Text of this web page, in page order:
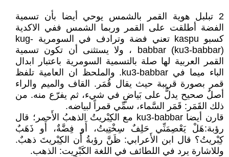
2 تبلبل هوية القمر بالشمس يوحي أيضا بأن تسمية
الفضة أطلقت على القمر وربما الشمس ففي الاكدية
كسبو kaspu تعني فضة وترادف في السومرية kug-
babbar (ku3-babbar) ، ولا يستثنى أن تكون تسمية
القمر العربية لها صلة بالتسمية السومرية باعتبار ابدال
الباء ميما في ku3-babbar. والملحظ ان العامية تلفظ
قمر بصورة قريبة حيث يقال قُمَر. القاف والميم والراء
أصلٌ صحيح يدلُّ على بَياضٍ في شيء، ثم يفرّع منه. من
ذلك القَمَر: قَمَر السَّماء، سمِّي قمراً لبياضه.
قارن أيضا ku3-babbar مع الكِبْريتُ الذهبُ الأَحمر؛ قال
رؤبة:هَلْ يَعْصِمَنِّي حَلِفٌ سِخْتِيتُ، أَو فِضَّةٌ، أَو ذَهَبٌ
كِبْريتُ؟ قال ابن الأَعرابي: ظَنَّ رؤبةُ أَن الكِبْريتَ ذهبٌ.
وللاشارة يرد في اللطائف في اللغة الكَبْرِيت: الذهب.